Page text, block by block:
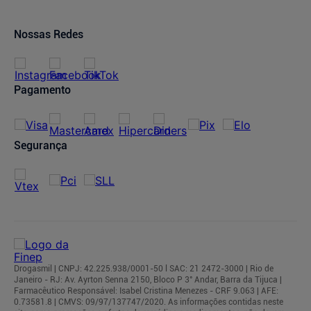
Compra Recorrente
Nossas Redes
Pagamento
Segurança
Drogasmil | CNPJ: 42.225.938/0001-50 l SAC: 21 2472-3000 | Rio de
Janeiro - RJ: Av. Ayrton Senna 2150, Bloco P 3° Andar, Barra da Tijuca |
Farmacêutico Responsável: Isabel Cristina Menezes - CRF 9.063 | AFE:
0.73581.8 | CMVS: 09/97/137747/2020. As informações contidas neste